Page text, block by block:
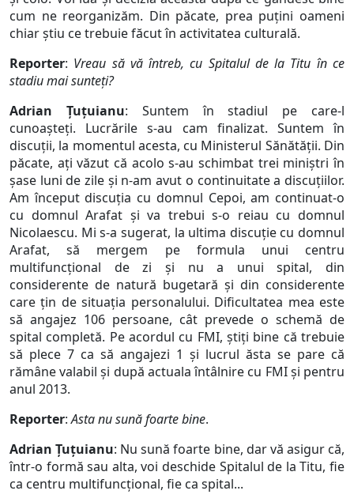
cum ne reorganizăm. Din păcate, prea puțini oameni
chiar știu ce trebuie făcut în activitatea culturală.
Reporter: Vreau să vă întreb, cu Spitalul de la Titu în ce
stadiu mai sunteți?
Adrian Țuțuianu: Suntem în stadiul pe care-l
cunoașteți. Lucrările s-au cam finalizat. Suntem în
discuții, la momentul acesta, cu Ministerul Sănătății. Din
păcate, ați văzut că acolo s-au schimbat trei miniștri în
șase luni de zile și n-am avut o continuitate a discuțiilor.
Am început discuția cu domnul Cepoi, am continuat-o
cu domnul Arafat și va trebui s-o reiau cu domnul
Nicolaescu. Mi s-a sugerat, la ultima discuție cu domnul
Arafat, să mergem pe formula unui centru
multifuncțional de zi și nu a unui spital, din
considerente de natură bugetară și din considerente
care țin de situația personalului. Dificultatea mea este
să angajez 106 persoane, cât prevede o schemă de
spital completă. Pe acordul cu FMI, știți bine că trebuie
să plece 7 ca să angajezi 1 și lucrul ăsta se pare că
rămâne valabil și după actuala întâlnire cu FMI și pentru
anul 2013.
Reporter:Asta nu sună foarte bine.
Adrian Țuțuianu: Nu sună foarte bine, dar vă asigur că,
într-o formă sau alta, voi deschide Spitalul de la Titu, fie
ca centru multifuncțional, fie ca spital...